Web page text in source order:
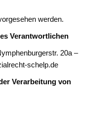
werden.
Verantwortlichen
20a –
schelp.de
Verarbeitung von